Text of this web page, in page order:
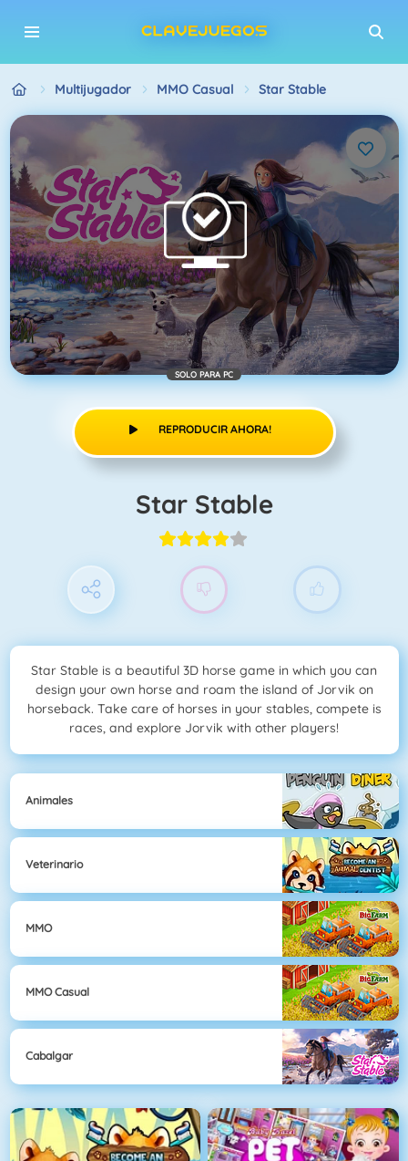
Multijugador MMO Casual Star Stable
SOLO PARA PC
REPRODUCIR AHORA!
Star Stable
Star Stable is a beautiful 3D horse game in which you can
design your own horse and roam the island of Jorvik on
horseback. Take care of horses in your stables, compete is
races, and explore Jorvik with other players!
Animales
Veterinario
MMO
MMO Casual
Cabalgar